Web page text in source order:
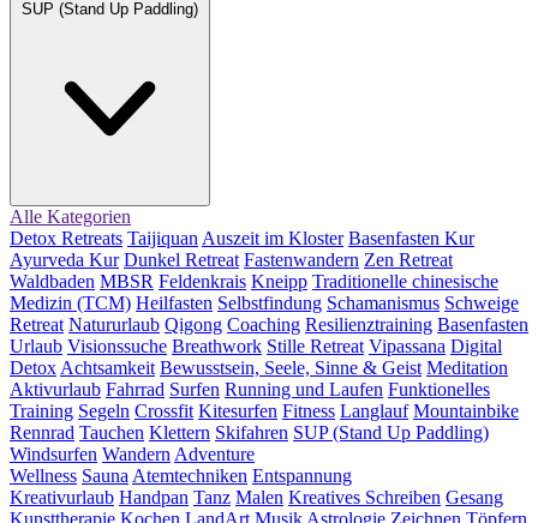
SUP (Stand Up Paddling)
Alle Kategorien
Detox Retreats Taijiquan Auszeit im Kloster Basenfasten Kur
Ayurveda Kur Dunkel Retreat Fastenwandern Zen Retreat
Waldbaden MBSR Feldenkrais Kneipp Traditionelle chinesische
Medizin (TCM) Heilfasten Selbstfindung Schamanismus Schweige
Retreat Natururlaub Qigong Coaching Resilienztraining Basenfasten
Urlaub Visionssuche Breathwork Stille Retreat Vipassana Digital
Detox Achtsamkeit Bewusstsein, Seele, Sinne & Geist Meditation
Aktivurlaub Fahrrad Surfen Running und Laufen Funktionelles
Training Segeln Crossfit Kitesurfen Fitness Langlauf Mountainbike
Rennrad Tauchen Klettern Skifahren SUP (Stand Up Paddling)
Windsurfen Wandern Adventure
Wellness Sauna Atemtechniken Entspannung
Kreativurlaub Handpan Tanz Malen Kreatives Schreiben Gesang
Kunsttherapie Kochen LandArt Musik Astrologie Zeichnen Töpfern